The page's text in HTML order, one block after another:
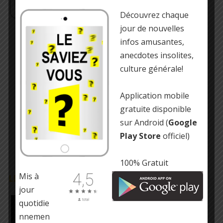
LE SAVIEZ-VOUS ?
Les astronautes ne peuvent pas pleurer dans
Découvrez chaque
jour de nouvelles
infos amusantes,
anecdotes insolites,
culture générale!
Application mobile
gratuite disponible
sur Android (Google
Play Store officiel)
100% Gratuit
Mis à
jour
quotidie
nnemen